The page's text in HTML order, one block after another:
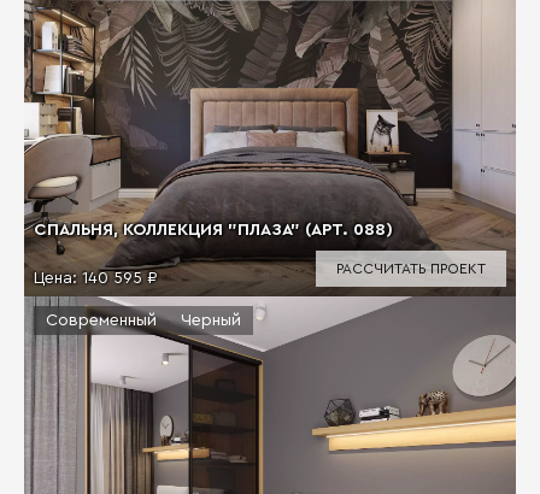
СПАЛЬНЯ, КОЛЛЕКЦИЯ "ПЛАЗА" (АРТ. 088)
Цена: 140 595 ₽
РАССЧИТАТЬ ПРОЕКТ
Современный Черный